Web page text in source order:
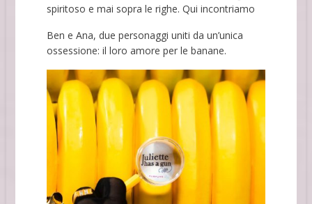
spiritoso e mai sopra le righe. Qui incontriamo
Ben e Ana, due personaggi uniti da un’unica
ossessione: il loro amore per le banane.